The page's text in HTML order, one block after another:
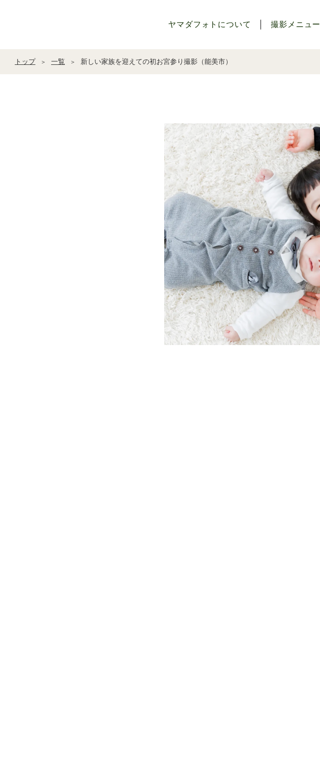
ヤマダフォトについて 撮影メニュー
トップ ＞ 一覧 ＞ 新しい家族を迎えての初お宮参り撮影（能美市）